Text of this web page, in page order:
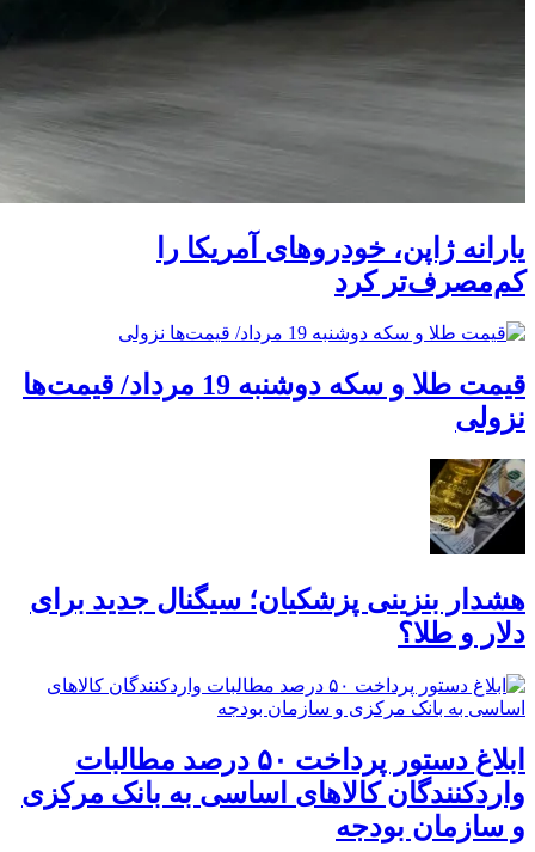
یارانه ژاپن، خودروهای آمریکا را
کم‌مصرف‌تر کرد
قیمت طلا و سکه دوشنبه 19 مرداد/ قیمت‌ها
نزولی
هشدار بنزینی پزشکیان؛ سیگنال جدید برای
دلار و طلا؟
ابلاغ دستور پرداخت ۵۰ درصد مطالبات
واردکنندگان کالاهای اساسی به بانک مرکزی
و سازمان بودجه